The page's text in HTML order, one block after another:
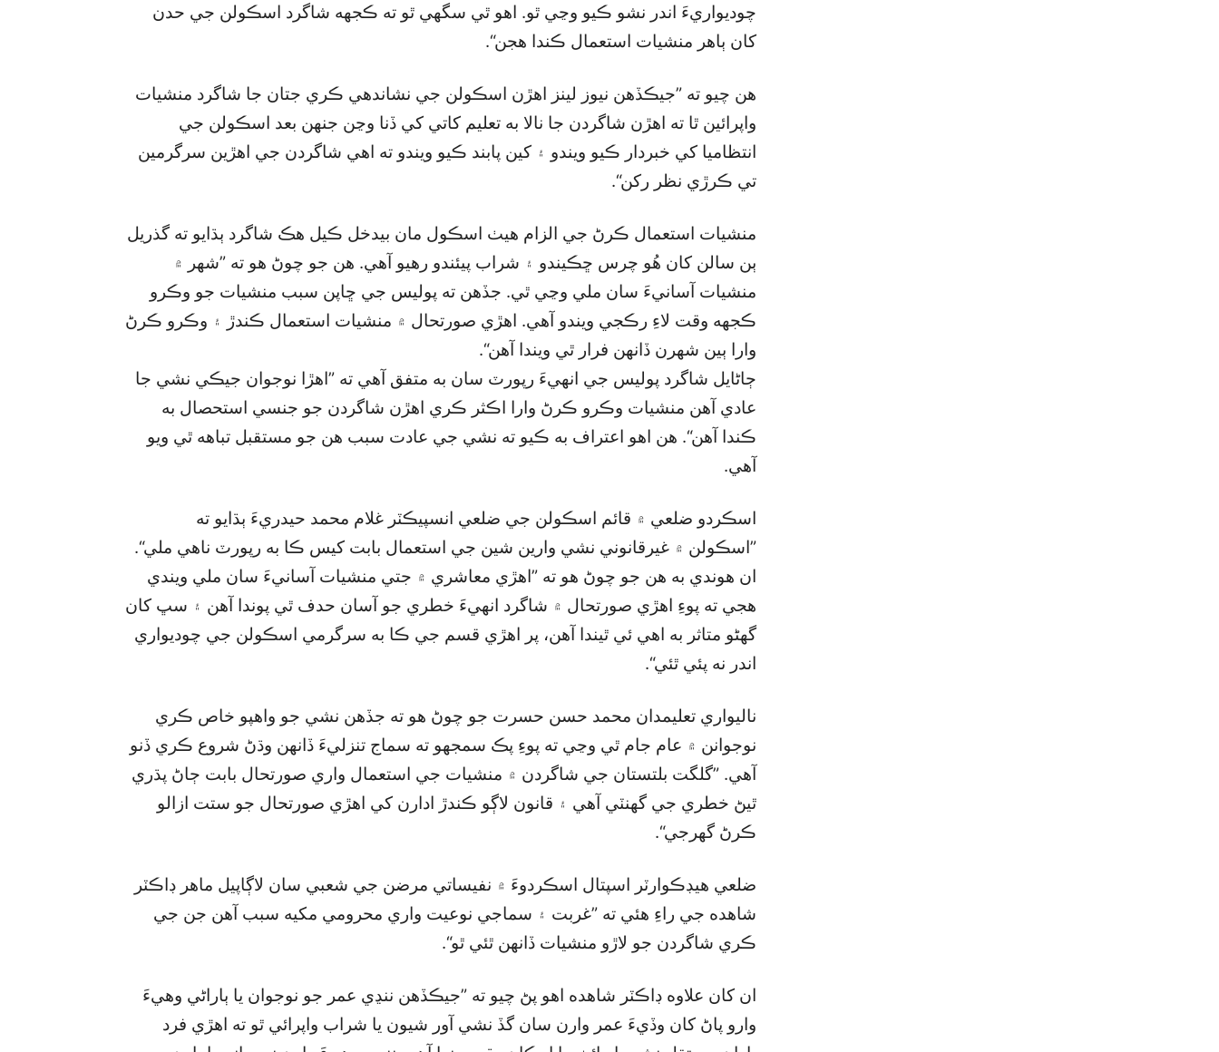
چوديواريءَ اندر نشو ڪيو وڃي ٿو. اهو ٿي سگھي ٿو ته ڪجهه شاگرد اسڪولن جي حدن
کان ٻاهر منشيات استعمال ڪندا هجن“.
هن چيو ته ”جيڪڏهن نيوز لينز اهڙن اسڪولن جي نشاندهي ڪري جتان جا شاگرد منشيات
واپرائين ٿا ته اهڙن شاگردن جا نالا به تعليم کاتي کي ڏنا وڃن جنهن بعد اسڪولن جي
انتظاميا کي خبردار ڪيو ويندو ۽ کين پابند ڪيو ويندو ته اهي شاگردن جي اهڙين سرگرمين
تي ڪرڙي نظر رکن“.
منشيات استعمال ڪرڻ جي الزام هيٺ اسڪول مان بيدخل ڪيل هڪ شاگرد ٻڌايو ته گذريل
ٻن سالن کان هُو چرس ڇڪيندو ۽ شراب پيئندو رهيو آهي. هن جو چوڻ هو ته ”شهر ۾
منشيات آسانيءَ سان ملي وڃي ٿي. جڏهن ته پوليس جي ڇاپن سبب منشيات جو وڪرو
ڪجهه وقت لاءِ رڪجي ويندو آهي. اهڙي صورتحال ۾ منشيات استعمال ڪندڙ ۽ وڪرو ڪرڻ
وارا ٻين شهرن ڏانهن فرار ٿي ويندا آهن“.
ڄاڻايل شاگرد پوليس جي انهيءَ رپورٽ سان به متفق آهي ته ”اهڙا نوجوان جيڪي نشي جا
عادي آهن منشيات وڪرو ڪرڻ وارا اڪثر ڪري اهڙن شاگردن جو جنسي استحصال به
ڪندا آهن“. هن اهو اعتراف به ڪيو ته نشي جي عادت سبب هن جو مستقبل تباهه ٿي ويو
آهي.
اسڪردو ضلعي ۾ قائم اسڪولن جي ضلعي انسپيڪٽر غلام محمد حيدريءَ ٻڌايو ته
”اسڪولن ۾ غيرقانوني نشي وارين شين جي استعمال بابت کيس ڪا به رپورٽ ناهي ملي“.
ان هوندي به هن جو چوڻ هو ته ”اهڙي معاشري ۾ جتي منشيات آسانيءَ سان ملي ويندي
هجي ته پوءِ اهڙي صورتحال ۾ شاگرد انهيءَ خطري جو آسان حدف ٿي پوندا آهن ۽ سڀ کان
گھڻو متاثر به اهي ئي ٿيندا آهن، پر اهڙي قسم جي ڪا به سرگرمي اسڪولن جي چوديواري
اندر نه پئي ٿئي“.
ناليواري تعليمدان محمد حسن حسرت جو چوڻ هو ته جڏهن نشي جو واهپو خاص ڪري
نوجوانن ۾ عام جام ٿي وڃي ته پوءِ پڪ سمجهو ته سماج تنزليءَ ڏانهن وڌڻ شروع ڪري ڏنو
آهي. ”گلگت بلتستان جي شاگردن ۾ منشيات جي استعمال واري صورتحال بابت ڄاڻ پڌري
ٿيڻ خطري جي گھنٽي آهي ۽ قانون لاڳو ڪندڙ ادارن کي اهڙي صورتحال جو ستت ازالو
ڪرڻ گھرجي“.
ضلعي هيڊڪوارٽر اسپتال اسڪردوءَ ۾ نفيساتي مرضن جي شعبي سان لاڳاپيل ماهر ڊاڪٽر
شاهده جي راءِ هئي ته ”غربت ۽ سماجي نوعيت واري محرومي مکيه سبب آهن جن جي
ڪري شاگردن جو لاڙو منشيات ڏانهن ٿئي ٿو“.
ان کان علاوه ڊاڪٽر شاهده اهو پڻ چيو ته ”جيڪڏهن ننڍي عمر جو نوجوان يا ٻاراڻي وهيءَ
وارو پاڻ کان وڏيءَ عمر وارن سان گڏ نشي آور شيون يا شراب واپرائي ٿو ته اهڙي فرد